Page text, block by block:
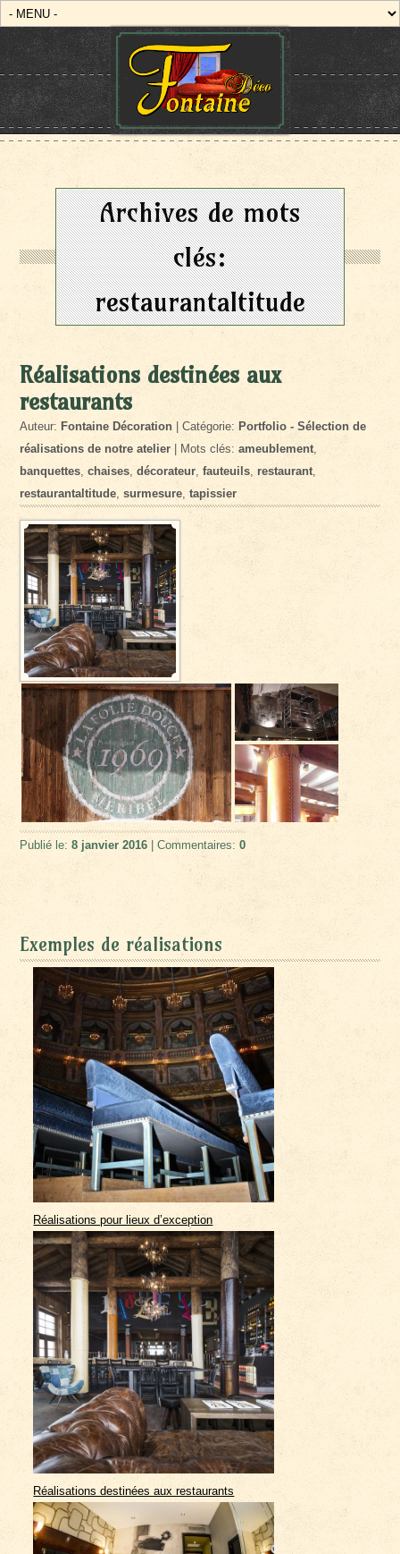
Archives de mots
clés:
restaurantaltitude
Réalisations destinées aux
restaurants
Auteur: Fontaine Décoration | Catégorie: Portfolio - Sélection de
réalisations de notre atelier | Mots clés:ameublement,
banquettes,chaises,décorateur,fauteuils,restaurant,
restaurantaltitude,surmesure,tapissier
Publié le:8 janvier 2016 | Commentaires:0
Exemples de réalisations
Réalisations pour lieux d’exception
Réalisations destinées aux restaurants